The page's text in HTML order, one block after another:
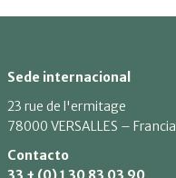
Sede internacional
23 rue de l'ermitage
78000 VERSALLES – Francia
Contacto